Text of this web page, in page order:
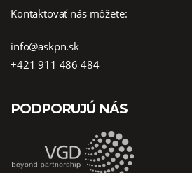
Kontaktovať nás môžete:
info@askpn.sk
+421 911 486 484
PODPORUJÚ NÁS